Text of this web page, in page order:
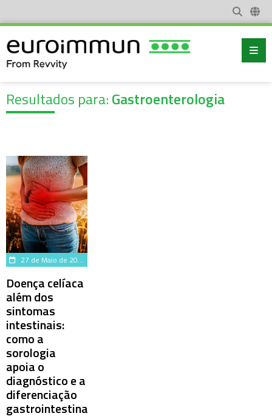
Resultados para:Gastroenterologia
27 de Maio de 2026
Doença celíaca
além dos
sintomas
intestinais:
como a
sorologia
apoia o
diagnóstico e a
diferenciação
gastrointestinal